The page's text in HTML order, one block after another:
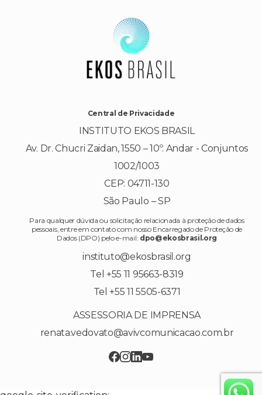
Central de Privacidade
INSTITUTO EKOS BRASIL
Av. Dr. Chucri Zaidan, 1550 – 10º. Andar - Conjuntos
1002/1003
CEP: 04711-130
São Paulo – SP
Para qualquer dúvida ou solicitação relacionada à proteção de dados
pessoais, entre em contato com nosso Encarregado de Proteção de
Dados (DPO) pelo e-mail: dpo@ekosbrasil.org
instituto@ekosbrasil.org
Tel +55 11 95663-8319
Tel +55 11 5505-6371
ASSESSORIA DE IMPRENSA
renata.vedovato@avivcomunicacao.com.br